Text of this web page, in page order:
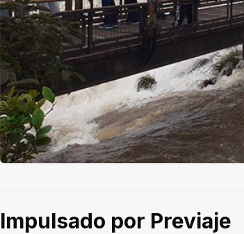
Impulsado por Previaje